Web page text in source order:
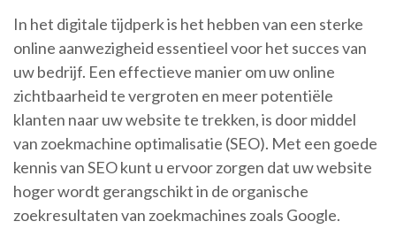
In het digitale tijdperk is het hebben van een sterke
online aanwezigheid essentieel voor het succes van
uw bedrijf. Een effectieve manier om uw online
zichtbaarheid te vergroten en meer potentiële
klanten naar uw website te trekken, is door middel
van zoekmachine optimalisatie (SEO). Met een goede
kennis van SEO kunt u ervoor zorgen dat uw website
hoger wordt gerangschikt in de organische
zoekresultaten van zoekmachines zoals Google.